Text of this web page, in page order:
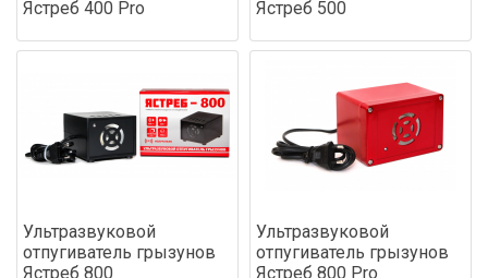
Ястреб 400 Pro
Ястреб 500
Ультразвуковой
отпугиватель грызунов
Ястреб 800
Ультразвуковой
отпугиватель грызунов
Ястреб 800 Pro